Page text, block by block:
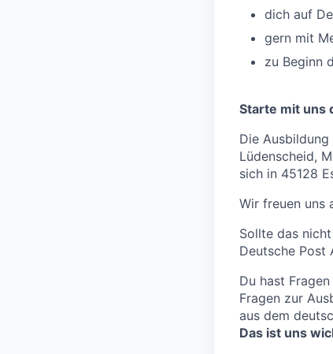
dich auf
gern mit
zu Beginn
Starte mit uns
Die
Lüdenscheid,
sich in 45128
Wir freuen uns
Sollte das
Deutsche Post
Du hast
Fragen zur
aus dem
Das ist uns